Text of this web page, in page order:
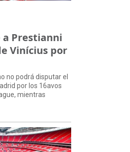
Prestianni
Vinícius por
no podrá disputar el
por los 16avos
mientras